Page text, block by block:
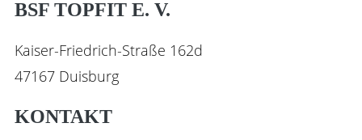
BSF TOPFIT E. V.
Kaiser-Friedrich-Straße 162d
47167 Duisburg
KONTAKT